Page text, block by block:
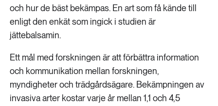
och hur de bäst bekämpas. En art som få kände till
enligt den enkät som ingick i studien är
jättebalsamin.
Ett mål med forskningen är att förbättra information
och kommunikation mellan forskningen,
myndigheter och trädgårdsägare. Bekämpningen av
invasiva arter kostar varje år mellan 1,1 och 4,5